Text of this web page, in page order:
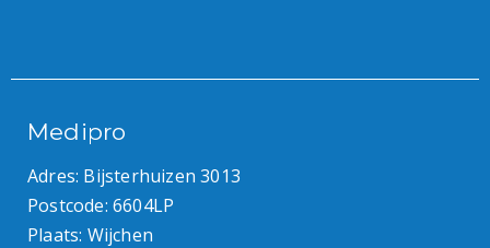
Medipro
Adres: Bijsterhuizen 3013
Postcode: 6604LP
Plaats: Wijchen